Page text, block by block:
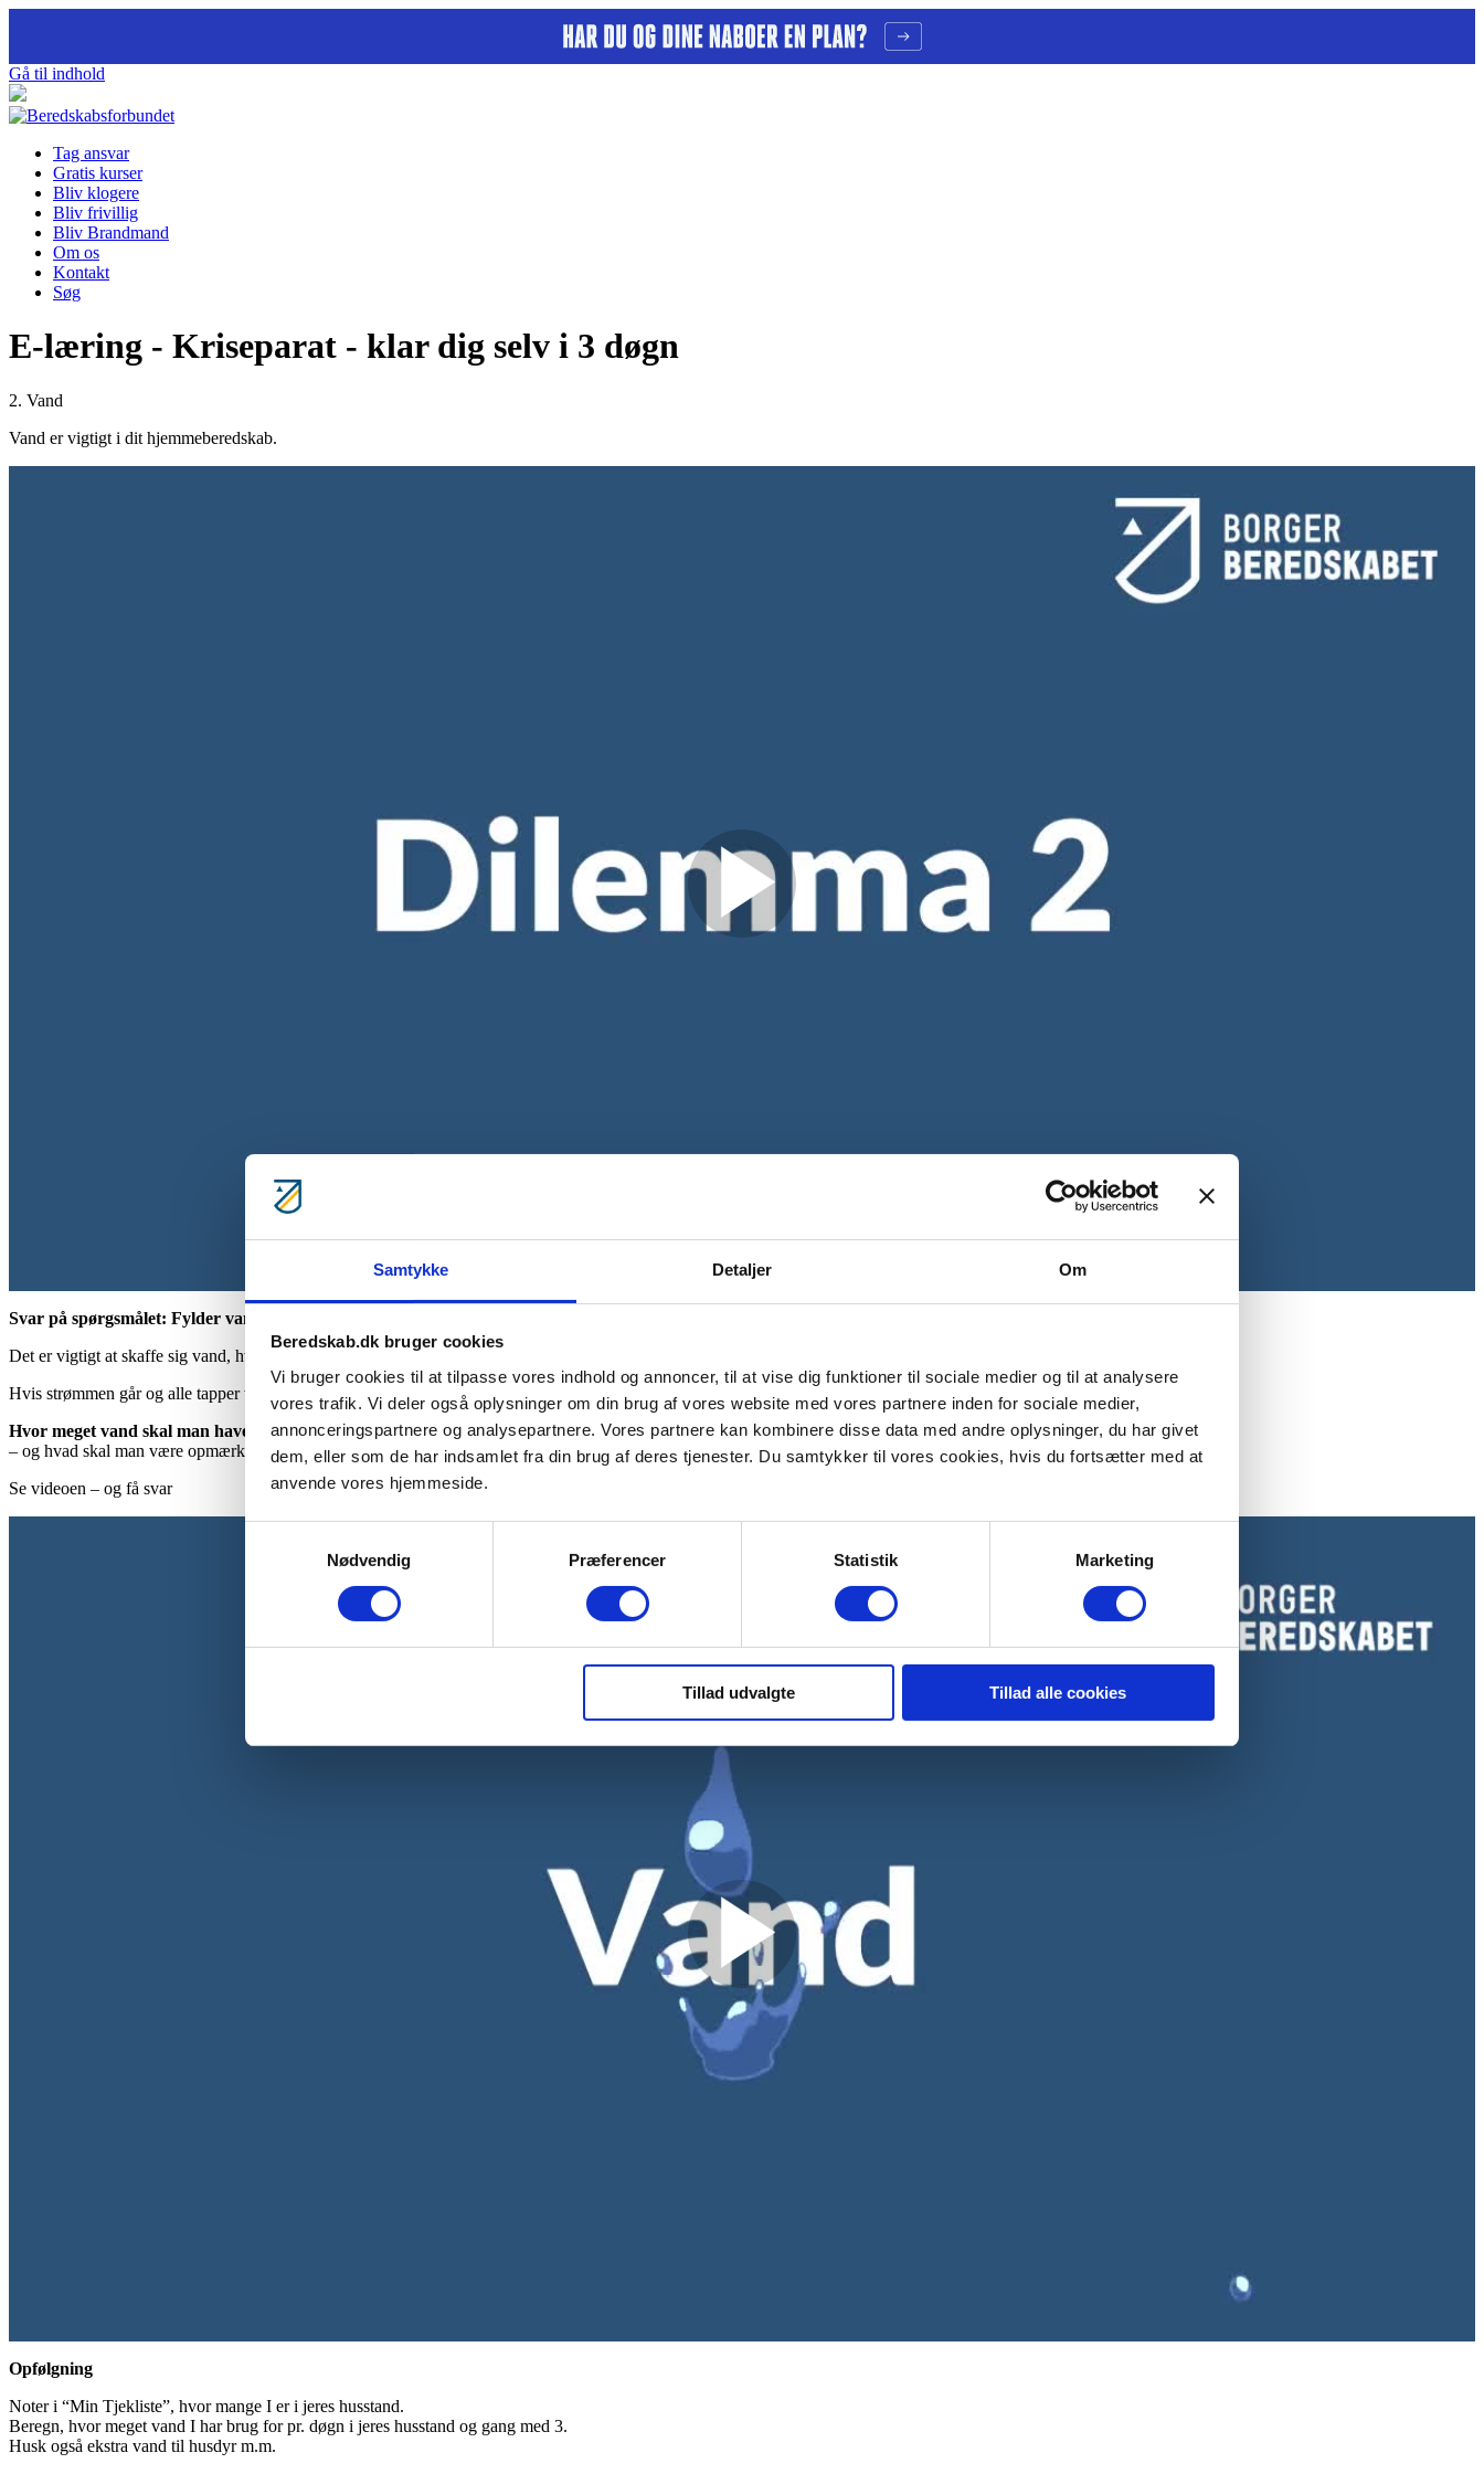
Samtykke Detaljer Om
Beredskab.dk bruger cookies
Vi bruger cookies til at tilpasse vores indhold og annoncer, til at vise dig funktioner til sociale medier og til at analysere
vores trafik. Vi deler også oplysninger om din brug af vores website med vores partnere inden for sociale medier,
annonceringspartnere og analysepartnere. Vores partnere kan kombinere disse data med andre oplysninger, du har givet
dem, eller som de har indsamlet fra din brug af deres tjenester. Du samtykker til vores cookies, hvis du fortsætter med at
anvende vores hjemmeside.
Nødvendig
Præferencer Statistik Marketing
Tillad udvalgte Tillad alle cookies
Gå til indhold
Tag ansvar
Gratis kurser
Bliv klogere
Bliv frivillig
Bliv Brandmand
Om os
Kontakt
Søg
E-læring - Kriseparat - klar dig selv i 3 døgn
2. Vand
Vand er vigtigt i dit hjemmeberedskab.
Svar på spørgsmålet: Fylder vand i dunke
Det er vigtigt at skaffe sig vand, hvis man ikke har gemt vand i forvejen.
Hvis strømmen går og alle tapper vandhaner på samme tid, så kan trykket synke meget hurtigt, og der lukkes for vandtilførslen.
Hvor meget vand skal man have?
– og hvad skal man være opmærksom på ift. opbevaring af vand?
Se videoen – og få svar
Opfølgning
Noter i “Min Tjekliste”, hvor mange I er i jeres husstand.
Beregn, hvor meget vand I har brug for pr. døgn i jeres husstand og gang med 3.
Husk også ekstra vand til husdyr m.m.